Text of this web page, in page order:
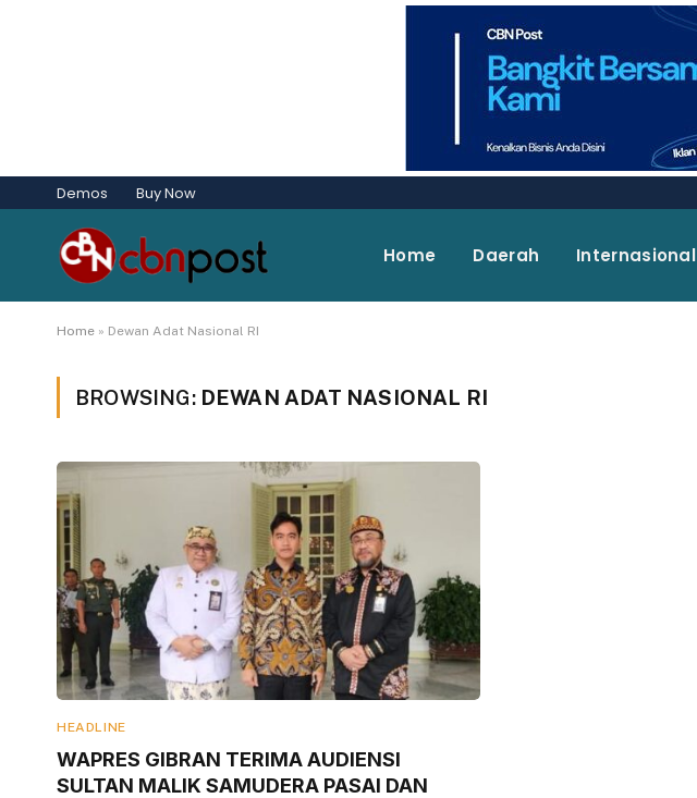
Demos Buy Now
Home Daerah Internasional
Home » Dewan Adat Nasional RI
BROWSING: DEWAN ADAT NASIONAL RI
HEADLINE
WAPRES GIBRAN TERIMA AUDIENSI
SULTAN MALIK SAMUDERA PASAI DAN